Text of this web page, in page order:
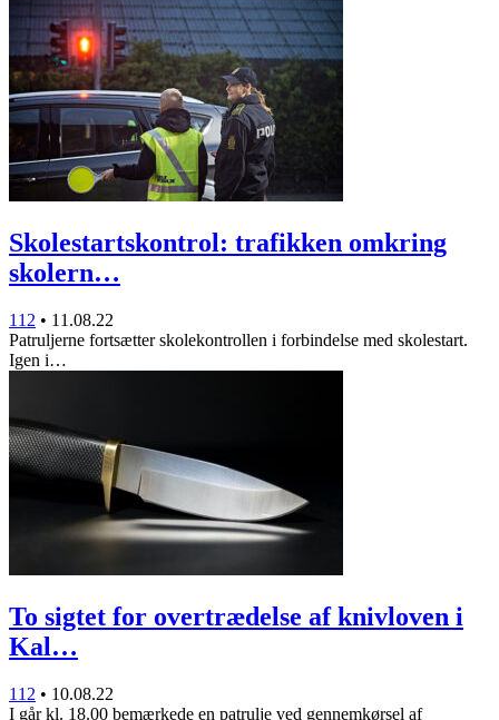
Skolestartskontrol: trafikken omkring
skolern…
112 • 11.08.22
Patruljerne fortsætter skolekontrollen i forbindelse med skolestart.
Igen i…
To sigtet for overtrædelse af knivloven i
Kal…
112 • 10.08.22
I går kl. 18.00 bemærkede en patrulje ved gennemkørsel af